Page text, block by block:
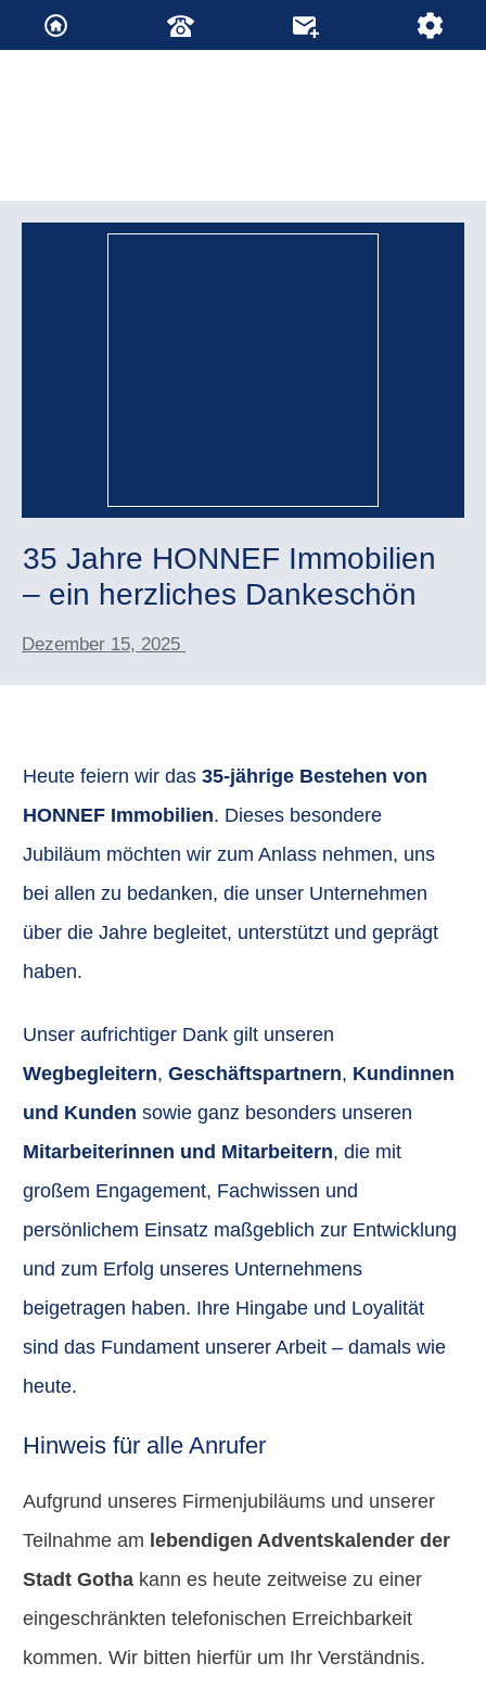
35 Jahre HONNEF Immobilien
– ein herzliches Dankeschön
Dezember 15, 2025
Heute feiern wir das 35-jährige Bestehen von
HONNEF Immobilien. Dieses besondere
Jubiläum möchten wir zum Anlass nehmen, uns
bei allen zu bedanken, die unser Unternehmen
über die Jahre begleitet, unterstützt und geprägt
haben.
Unser aufrichtiger Dank gilt unseren
Wegbegleitern, Geschäftspartnern, Kundinnen
und Kunden sowie ganz besonders unseren
Mitarbeiterinnen und Mitarbeitern, die mit
großem Engagement, Fachwissen und
persönlichem Einsatz maßgeblich zur Entwicklung
und zum Erfolg unseres Unternehmens
beigetragen haben. Ihre Hingabe und Loyalität
sind das Fundament unserer Arbeit – damals wie
heute.
Hinweis für alle Anrufer
Aufgrund unseres Firmenjubiläums und unserer
Teilnahme am lebendigen Adventskalender der
Stadt Gotha kann es heute zeitweise zu einer
eingeschränkten telefonischen Erreichbarkeit
kommen. Wir bitten hierfür um Ihr Verständnis.